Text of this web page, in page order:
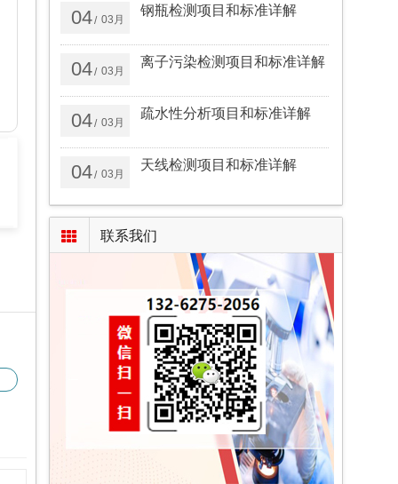
04/ 03月
钢瓶检测项目和标准详解
04/ 03月
离子污染检测项目和标准详解
04/ 03月
疏水性分析项目和标准详解
04/ 03月
天线检测项目和标准详解
联系我们